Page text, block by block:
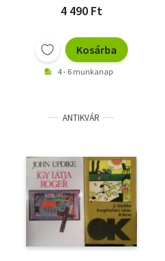
4 490 Ft
Kosárba
4 - 6 munkanap
ANTIKVÁR